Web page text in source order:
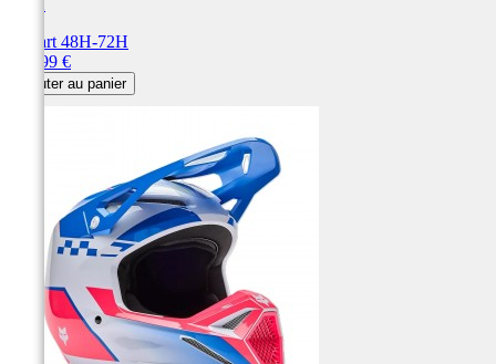
Départ 48H-72H
229,99 €
Ajouter au panier